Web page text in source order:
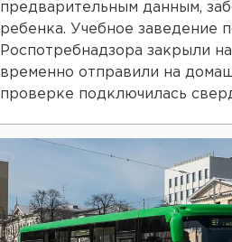
предварительным данным,
ребенка. Учебное заведение
Роспотребнадзора закрыли
временно отправили на
проверке подключилась